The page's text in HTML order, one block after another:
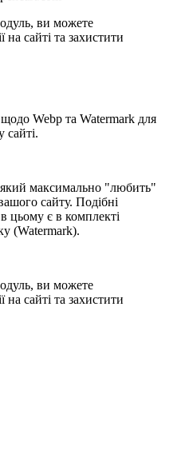
ви можете
на сайті та захистити
Webp та Watermark для
сайті.
максимально "любить"
сайту. Подібні
цьому є в комплекті
(Watermark).
ви можете
на сайті та захистити